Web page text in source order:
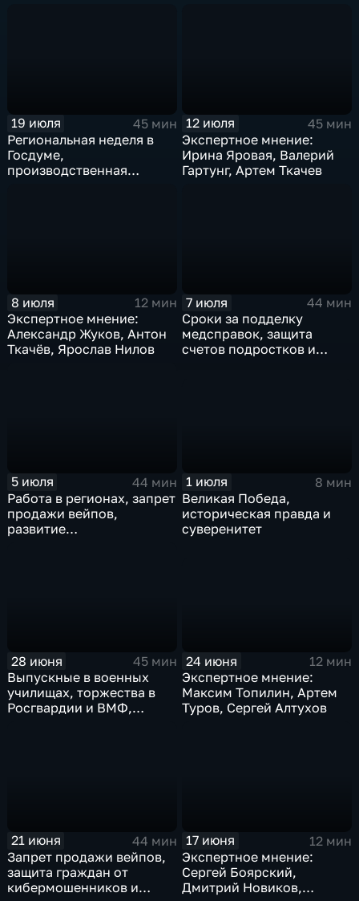
19 июля
45 мин
Региональная неделя в
Госдуме,
производственная
12 июля
45 мин
Экспертное мнение:
Ирина Яровая, Валерий
Гартунг, Артем Ткачев
8 июля
12 мин
Экспертное мнение:
Александр Жуков, Антон
Ткачёв, Ярослав Нилов
7 июля
44 мин
Сроки за подделку
медсправок, защита
счетов подростков и
5 июля
44 мин
Работа в регионах, запрет
продажи вейпов,
развитие
1 июля
8 мин
Великая Победа,
историческая правда и
суверенитет
28 июня
45 мин
Выпускные в военных
училищах, торжества в
Росгвардии и ВМФ,
24 июня
12 мин
Экспертное мнение:
Максим Топилин, Артем
Туров, Сергей Алтухов
21 июня
44 мин
Запрет продажи вейпов,
защита граждан от
кибермошенников и
17 июня
12 мин
Экспертное мнение:
Сергей Боярский,
Дмитрий Новиков,